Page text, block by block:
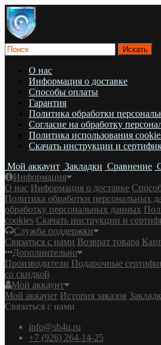
О нас
Информация о доставке
Cпособы оплаты
Гарантия
Политика обработки
Согласие на обработку
Политика использования
Скачать инструкции и
Мой аккаунт Закладки Сравнение
Информация
О нас Информация о доставке
Политика обработки персональных
обработку персональных данных
cookies Скачать инструкции и
Служба поддержки
Связаться с нами Возврат товара
Дополнительно
Производители Подарочные
со скидкой
Мой аккаунт
Мой аккаунт История заказов
Связаться с нами
info@sb4u.ru
+7 (926) 264-14-25